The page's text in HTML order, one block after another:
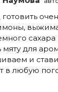
мяту для
и
в любую